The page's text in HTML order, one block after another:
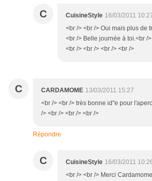
C CuisineStyle 16/03/2011
<br /> <br /> Oui mais plus de
<br /> Belle journée à toi.<br /
<br /> <br /> <br /> <br />
C CARDAMOME 13/03/2011 15:27
<br /> <br /> très bonne id"e pour
/> <br /> <br /> <br />
Répondre
C CuisineStyle 16/03/2011
<br /> <br /> Merci